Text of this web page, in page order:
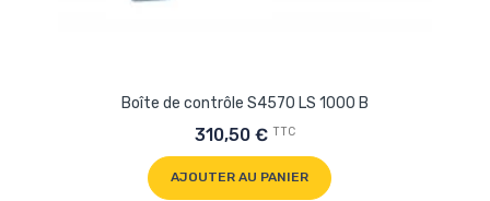
Boîte de contrôle S4570 LS 1000 B
310,50 € TTC
AJOUTER AU PANIER